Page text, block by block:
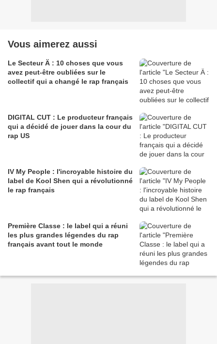
Vous aimerez aussi
Le Secteur Ä : 10 choses que vous
avez peut-être oubliées sur le
collectif qui a changé le rap français
DIGITAL CUT : Le producteur français
qui a décidé de jouer dans la cour du
rap US
IV My People : l'incroyable histoire du
label de Kool Shen qui a révolutionné
le rap français
Première Classe : le label qui a réuni
les plus grandes légendes du rap
français avant tout le monde